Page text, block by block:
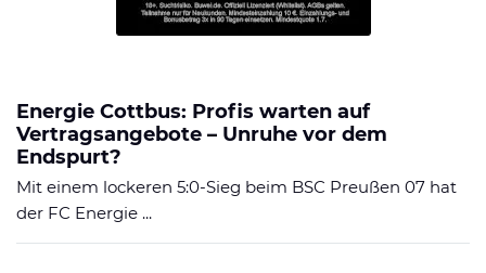
Energie Cottbus: Profis warten auf
Vertragsangebote – Unruhe vor dem
Endspurt?
Mit einem lockeren 5:0-Sieg beim BSC Preußen 07 hat
der FC Energie ...